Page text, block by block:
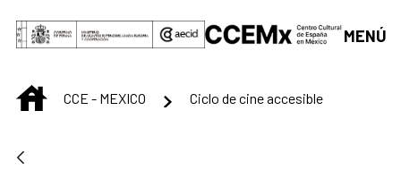
Skip to Main Content
MENÚ
INICIOCCE - MEXICO Ciclo de cine accesible